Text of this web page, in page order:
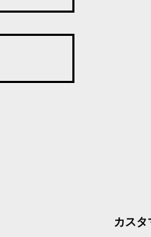
カスタ